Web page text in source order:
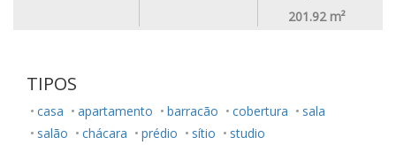
201.92 m²
TIPOS
casa apartamento barracão cobertura
sala
salão
chácara prédio sítio studio